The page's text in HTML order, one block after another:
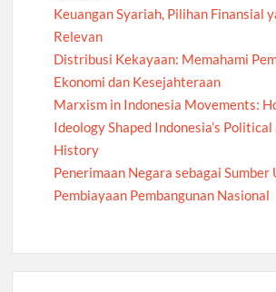
Keuangan Syariah, Pilihan Finansial
Relevan
Distribusi Kekayaan: Memahami
Ekonomi dan Kesejahteraan
Marxism in Indonesia Movements:
Ideology Shaped Indonesia’s Political
History
Penerimaan Negara sebagai Sumber
Pembiayaan Pembangunan Nasional